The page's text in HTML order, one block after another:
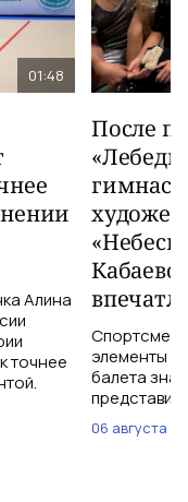
01:48
Алина
точнее
После
элементы
балета
06 августа